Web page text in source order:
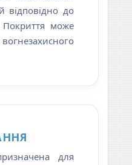
відповідно до
Покриття може
для